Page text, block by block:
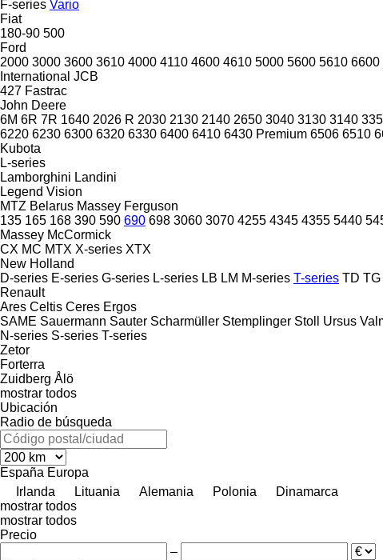
F-series Vario
Fiat
180-90 500
Ford
2000 3000 3600 3610 4000 4110 4600 4610 5000 5600 5610 6600
International JCB
427 Fastrac
John Deere
6M 6R 7R 1640 2026 R 2030 2130 2140 2650 3040 3130 3140
6220 6230 6300 6320 6330 6400 6410 6430 Premium 6506 6510
Kubota
L-series
Lamborghini Landini
Legend Vision
MTZ Belarus Massey Ferguson
135 165 168 390 590 690 698 3060 3070 4255 4345 4355 5440
Massey McCormick
CX MC MTX X-series XTX
New Holland
D-series E-series G-series L-series LB LM M-series T-series TD TG
Renault
Ares Celtis Ceres Ergos
SAME Sauermann Sauter Scharmüller Stemplinger Stoll Ursus
N-series S-series T-series
Zetor
Forterra
Zuidberg Ålö
mostrar todos
Ubicación
Radio de búsqueda
España Europa
Irlanda
Lituania Alemania Polonia
Dinamarca
mostrar todos
mostrar todos
Precio
–